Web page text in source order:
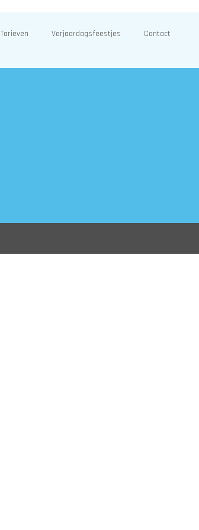
Tarieven Verjaardagsfeestjes Contact